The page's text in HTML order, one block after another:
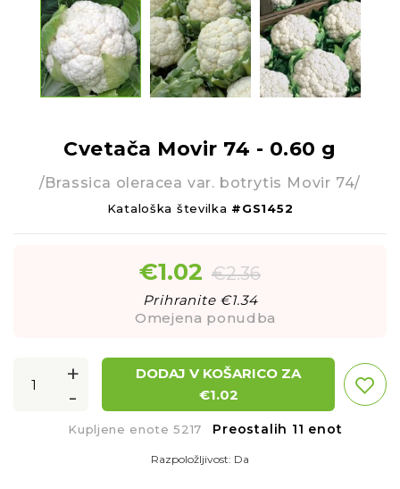
Cvetača Movir 74 - 0.60 g
/Brassica oleracea var. botrytis Movir 74/
Kataloška številka #GS1452
€1.02 €2.36
Prihranite €1.34
Omejena ponudba
+
-
DODAJ V KOŠARICO ZA
€1.02
Kupljene enote 5217 Preostalih 11 enot
Razpoložljivost: Da